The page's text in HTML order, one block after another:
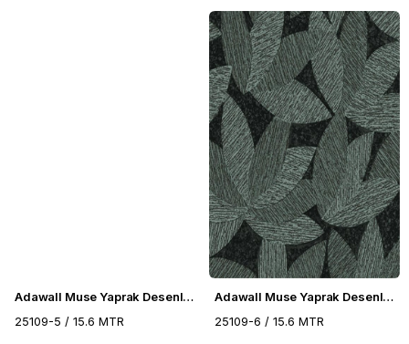
Adawall Muse Yaprak Desenli Duvar Kağıdı 25109-5
25109-5 / 15.6 MTR
Adawall Muse Yaprak Desenli Duvar Kağıdı 25109-6
25109-6 / 15.6 MTR